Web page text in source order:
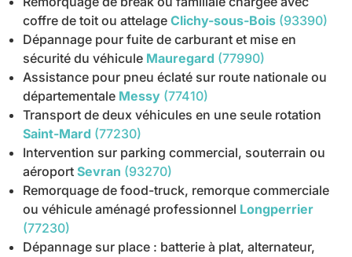
coffre de toit ou attelage Clichy-sous-Bois (93390)
Dépannage pour fuite de carburant et mise en
sécurité du véhicule Mauregard (77990)
Assistance pour pneu éclaté sur route nationale ou
départementale Messy (77410)
Transport de deux véhicules en une seule rotation
Saint-Mard (77230)
Intervention sur parking commercial, souterrain ou
aéroport Sevran (93270)
Remorquage de food-truck, remorque commerciale
ou véhicule aménagé professionnel Longperrier
(77230)
Dépannage sur place : batterie à plat, alternateur,